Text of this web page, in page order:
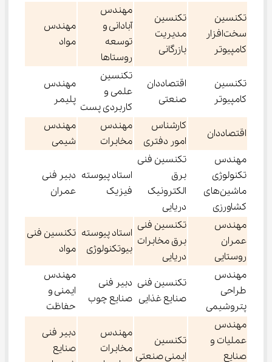
تکنسین
سخت‌افزار
کامپیوتر
تکنسین
مدیریت
بازرگانی
مهندس
آبادانی و
توسعه
روستاها
مهندس
مواد
تکنسین
کامپیوتر
اقتصاددان
صنعتی
تکنسین
علمی و
کاربردی پست
مهندس
پلیمر
اقتصاددان
کارشناس
امور دفتری
مهندس
مخابرات
مهندس
شیمی
مهندس
تکنولوژی
ماشین‌های
کشاورزی
تکنسین فنی
برق
الکترونیک
دریایی
استاد پیوسته
فیزیک
دبیر فنی
عمران
مهندس
عمران
روستایی
تکنسین فنی
برق مخابرات
دریایی
استاد پیوسته
بیوتکنولوژی
تکنسین فنی
مواد
مهندس
طراحی
پتروشیمی
تکنسین فنی
صنایع غذایی
دبیر فنی
صنایع چوب
مهندس
ایمنی و
حفاظت
مهندس
عملیات و
صنایع
تکنسین
ایمنی صنعتی
مهندس
مخابرات
دبیر فنی
صنایع